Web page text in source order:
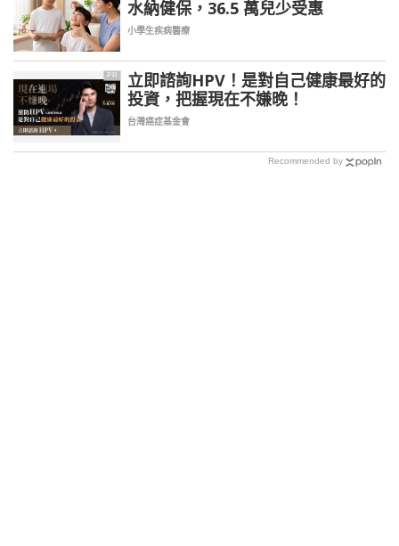
水納健保，36.5 萬兒少受惠
小學生疾病醫療
PR
立即諮詢HPV！是對自己健康最好的
投資，把握現在不嫌晚！
台灣癌症基金會
Recommended by